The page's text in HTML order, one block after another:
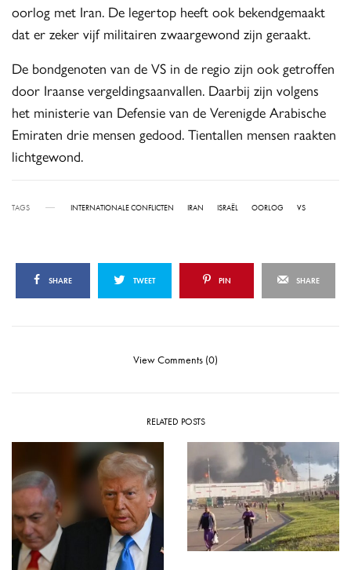
oorlog met Iran. De legertop heeft ook bekendgemaakt
dat er zeker vijf militairen zwaargewond zijn geraakt.
De bondgenoten van de VS in de regio zijn ook getroffen
door Iraanse vergeldingsaanvallen. Daarbij zijn volgens
het ministerie van Defensie van de Verenigde Arabische
Emiraten drie mensen gedood. Tientallen mensen raakten
lichtgewond.
TAGS INTERNATIONALE CONFLICTEN IRAN ISRAËL OORLOG VS
SHARE TWEET PIN SHARE
View Comments (0)
RELATED POSTS